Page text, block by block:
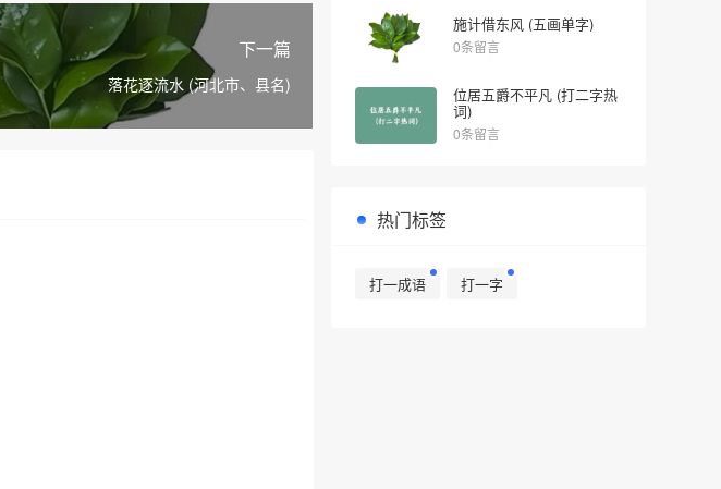
下一篇
落花逐流水 (河北市、县名)
施计借东风 (五画单字)
0条留言
位居五爵不平凡 (打二字热
词)
0条留言
热门标签
打一成语 打一字